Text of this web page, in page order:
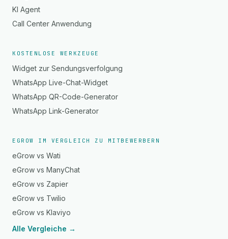
KI Agent
Call Center Anwendung
KOSTENLOSE WERKZEUGE
Widget zur Sendungsverfolgung
WhatsApp Live-Chat-Widget
WhatsApp QR-Code-Generator
WhatsApp Link-Generator
EGROW IM VERGLEICH ZU MITBEWERBERN
eGrow vs Wati
eGrow vs ManyChat
eGrow vs Zapier
eGrow vs Twilio
eGrow vs Klaviyo
Alle Vergleiche →